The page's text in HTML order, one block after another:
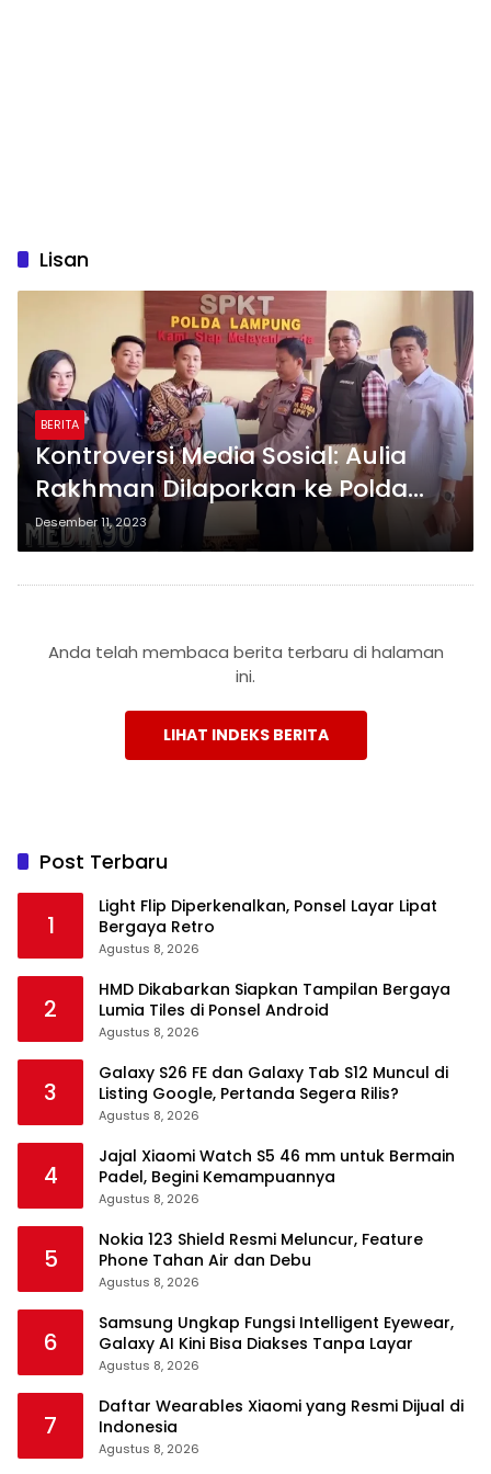
Lisan
BERITA
Kontroversi Media Sosial: Aulia
Rakhman Dilaporkan ke Polda
Lampung Terkait Video Viral yang
Dituduh Melecehkan Nama Nabi
Muhammad SAW
Desember 11, 2023
Anda telah membaca berita terbaru di halaman
ini.
LIHAT INDEKS BERITA
Post Terbaru
1
Light Flip Diperkenalkan, Ponsel Layar Lipat
Bergaya Retro
Agustus 8, 2026
2
HMD Dikabarkan Siapkan Tampilan Bergaya
Lumia Tiles di Ponsel Android
Agustus 8, 2026
3
Galaxy S26 FE dan Galaxy Tab S12 Muncul di
Listing Google, Pertanda Segera Rilis?
Agustus 8, 2026
4
Jajal Xiaomi Watch S5 46 mm untuk Bermain
Padel, Begini Kemampuannya
Agustus 8, 2026
5
Nokia 123 Shield Resmi Meluncur, Feature
Phone Tahan Air dan Debu
Agustus 8, 2026
6
Samsung Ungkap Fungsi Intelligent Eyewear,
Galaxy AI Kini Bisa Diakses Tanpa Layar
Agustus 8, 2026
7
Daftar Wearables Xiaomi yang Resmi Dijual di
Indonesia
Agustus 8, 2026